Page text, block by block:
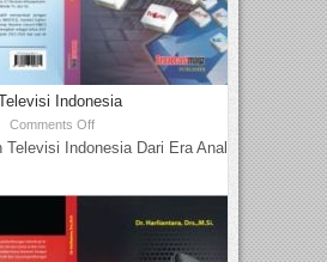
Indonesia
Comments Off
Indonesia Dari Era Analog